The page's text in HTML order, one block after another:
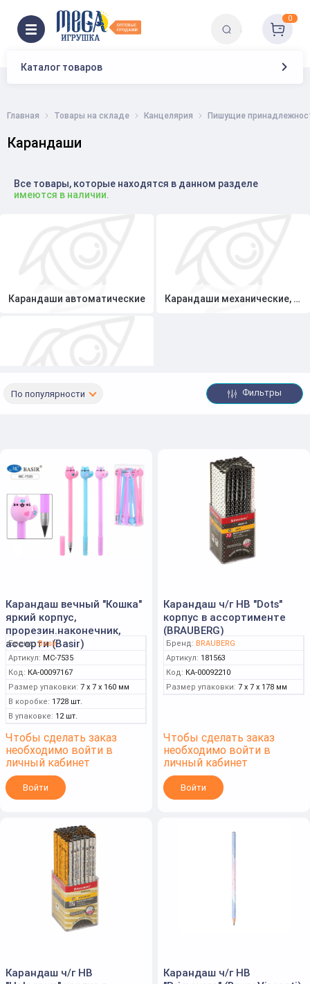
Каталог товаров
0
Главная Товары на складе Канцелярия Пишущие
Карандаши
Все товары, которые находятся в данном разделе
имеются в наличии.
Карандаши автоматические Карандаши механические, грифели
Карандаши чернографитные
По популярности Фильтры
Карандаш вечный "Кошка"
яркий корпус,
прорезин.наконечник,
ассорти (Basir)
Бренд: Basir
Артикул: МС-7535
Код: КА-00097167
Размер упаковки: 7 x 7 x 160 мм
В коробке: 1728 шт.
В упаковке: 12 шт.
Чтобы сделать заказ
необходимо войти в
личный кабинет
Войти
Карандаш ч/г HB "Dots"
корпус в ассортименте
(BRAUBERG)
Бренд: BRAUBERG
Артикул: 181563
Код: КА-00092210
Размер упаковки: 7 x 7 x 178 мм
Чтобы сделать заказ
необходимо войти в
личный кабинет
Войти
Карандаш ч/г HB
Карандаш ч/г НВ